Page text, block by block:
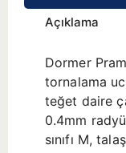
Açıklama
Dormer
tornalama
teğet daire
0.4mm
sınıfı M,